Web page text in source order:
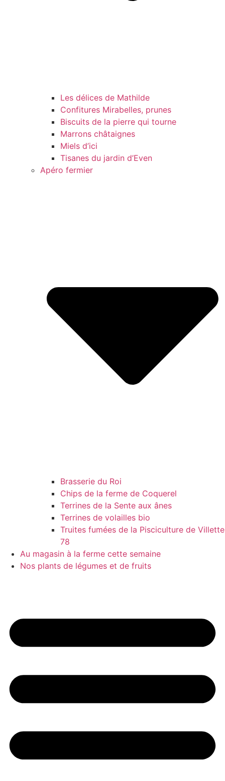
Les délices de Mathilde
Confitures Mirabelles, prunes
Biscuits de la pierre qui tourne
Marrons châtaignes
Miels d’ici
Tisanes du jardin d’Even
Apéro fermier
Brasserie du Roi
Chips de la ferme de Coquerel
Terrines de la Sente aux ânes
Terrines de volailles bio
Truites fumées de la Pisciculture de Villette
78
Au magasin à la ferme cette semaine
Nos plants de légumes et de fruits